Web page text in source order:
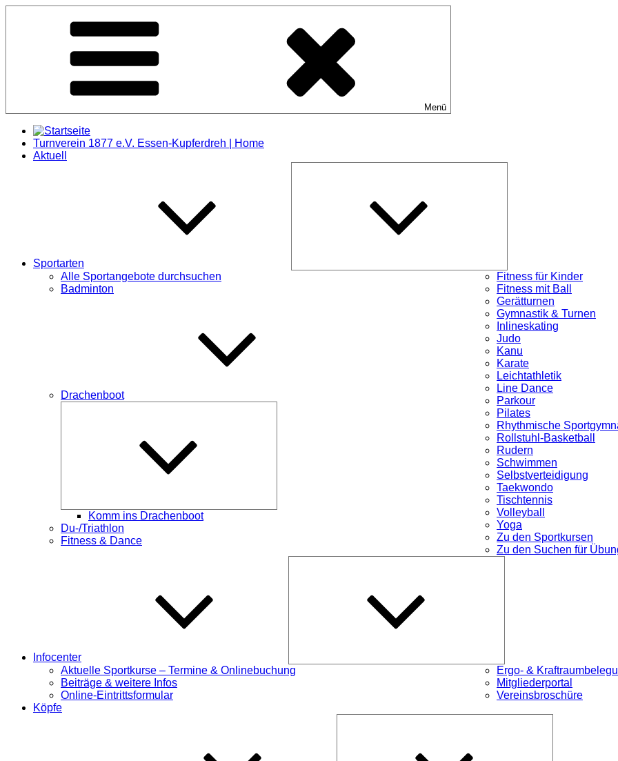
Menü
Turnverein 1877 e.V. Essen-Kupferdreh | Home
Aktuell
Sportarten
Alle Sportangebote durchsuchen
Badminton
Drachenboot
Komm ins Drachenboot
Du-/Triathlon
Fitness & Dance
Fitness für Kinder
Fitness mit Ball
Gerätturnen
Gymnastik & Turnen
Inlineskating
Judo
Kanu
Karate
Leichtathletik
Line Dance
Parkour
Pilates
Rhythmische
Rollstuhl-Basketball
Rudern
Schwimmen
Selbstverteidigung
Taekwondo
Tischtennis
Volleyball
Yoga
Zu den Sportkursen
Zu den Suchen für
Infocenter
Aktuelle Sportkurse – Termine & Onlinebuchung
Beiträge & weitere Infos
Online-Eintrittsformular
Ergo- &
Mitgliederportal
Vereinsbroschüre
Köpfe